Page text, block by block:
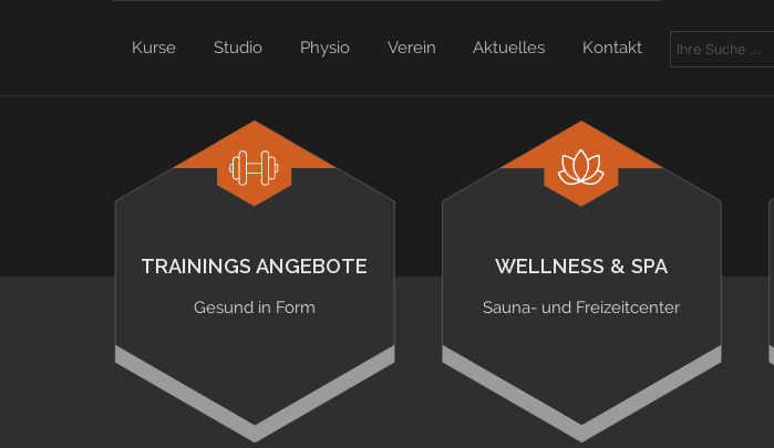
Kurse Studio Physio Verein Aktuelles Kontakt
TRAININGS ANGEBOTE
Gesund in Form
WELLNESS & SPA
Sauna- und Freizeitcenter